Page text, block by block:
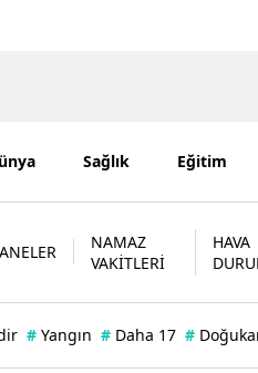
Sağlık Eğitim
NAMAZ
VAKİTLERİ
HAVA
# Yangın # Daha 17 #